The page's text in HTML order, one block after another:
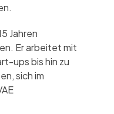
Jahren
Er arbeitet mit
ups bis hin zu
sich im